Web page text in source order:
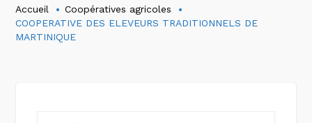
Accueil
Coopératives agricoles
COOPERATIVE DES ELEVEURS TRADITIONNELS DE
MARTINIQUE